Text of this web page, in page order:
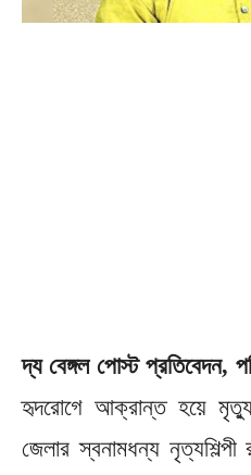
দ্য বেঙ্গল পোস্ট প্রতিবেদন,
হৃদরোগে আক্রান্ত হয়ে
জেলার স্বনামধন্য